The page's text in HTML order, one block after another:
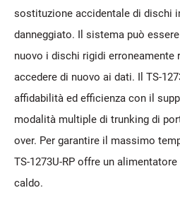
sostituzione accidentale di dischi
danneggiato. Il sistema può
nuovo i dischi rigidi erroneamente
accedere di nuovo ai dati. Il TS-
affidabilità ed efficienza con il
modalità multiple di trunking di
over. Per garantire il massimo
TS-1273U-RP offre un
caldo.